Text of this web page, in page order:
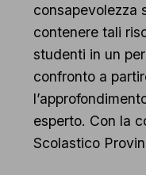
consapevolezza
contenere tali
studenti in un
confronto a
esperto. Con la
Scolastico